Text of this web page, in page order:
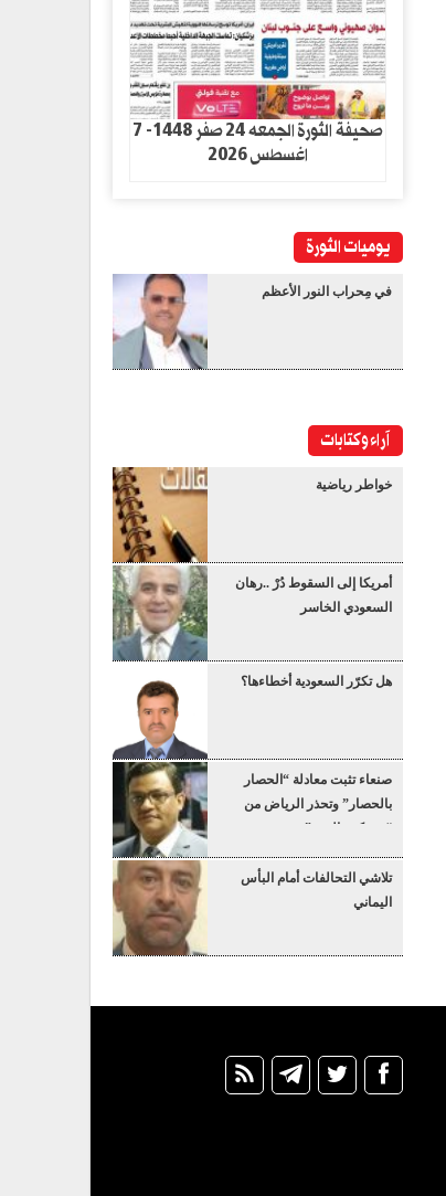
صحيفة الثورة الجمعه 24 صفر 1448- 7
اغسطس 2026
يوميات الثورة
في مِحراب النور الأعظم
آراء وكتابات
خواطر رياضية
أمريكا إلى السقوط دُرْ ..رهان
السعودي الخاسر
هل تكرّر السعودية أخطاءها؟
صنعاء تثبت معادلة “الحصار
بالحصار” وتحذر الرياض من
“عسكرة البحر”
تلاشي التحالفات أمام البأس
اليماني